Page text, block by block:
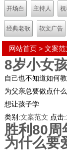
开场白 主持人
经典老歌 软文广告
网站首页 >文案范
8岁小女
自己也不知道如何
为父亲总要做点什
想让孩子学
类别:文案范文 点击:
胜利80周
为什么要